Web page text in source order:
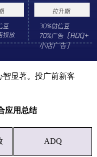
智显著。投广前新客
应用总结
ADQ